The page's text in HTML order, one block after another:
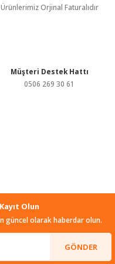
İstasyonu 660W
Ürünlerimiz Orjinal Faturalıdır
Müşteri Destek Hattı
0506 269 30 61
Olun
güncel olarak haberdar olun.
GÖNDER